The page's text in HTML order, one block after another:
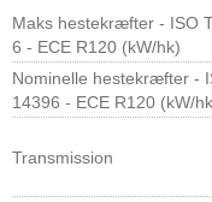
Maks hestekræfter - ISO
6 - ECE R120 (kW/hk)
Nominelle hestekræfter -
14396 - ECE R120 (kW/
Transmission